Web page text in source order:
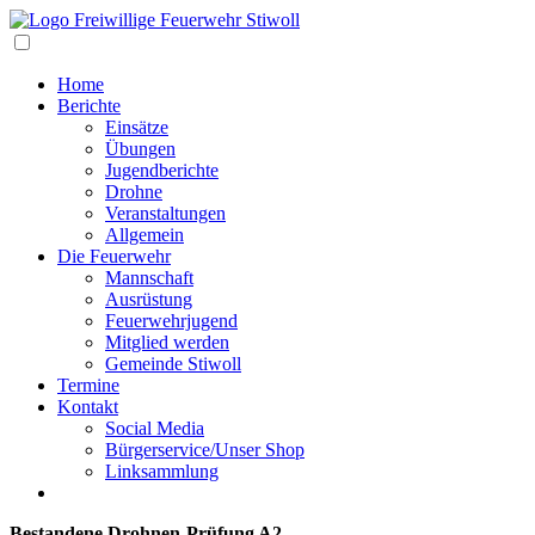
Home
Berichte
Einsätze
Übungen
Jugendberichte
Drohne
Veranstaltungen
Allgemein
Die Feuerwehr
Mannschaft
Ausrüstung
Feuerwehrjugend
Mitglied werden
Gemeinde Stiwoll
Termine
Kontakt
Social Media
Bürgerservice/Unser Shop
Linksammlung